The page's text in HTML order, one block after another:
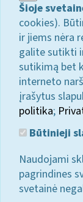
Šioje
cookies).
ir jiems nėra
galite sutikti
sutikimą bet
interneto
įrašytus
politika;
Būtinieji
Naudojami
pagrindines
svetainė